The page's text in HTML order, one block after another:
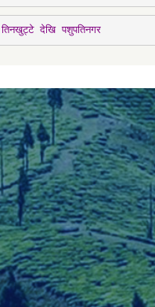
तिनखुट्टे देखि पशुपतिनगर